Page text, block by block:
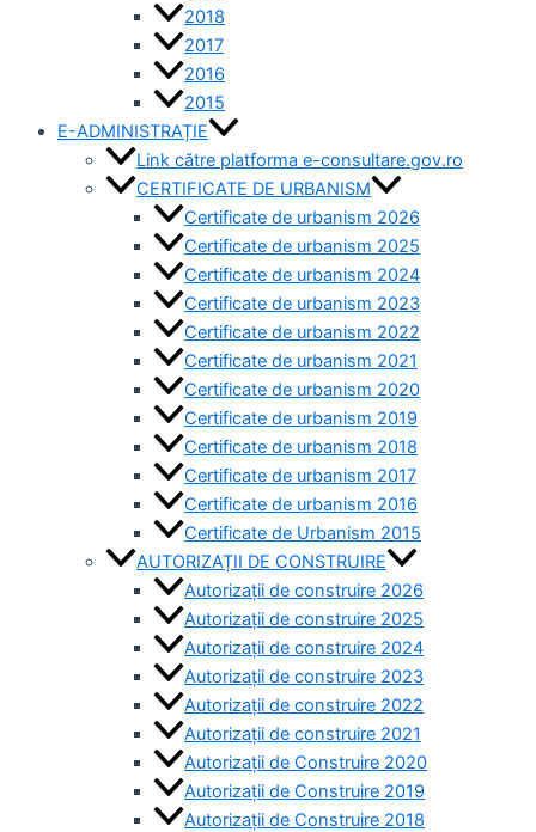
2018
2017
2016
2015
E-ADMINISTRAȚIE
Link către platforma e-consultare.gov.ro
CERTIFICATE DE URBANISM
Certificate de urbanism 2026
Certificate de urbanism 2025
Certificate de urbanism 2024
Certificate de urbanism 2023
Certificate de urbanism 2022
Certificate de urbanism 2021
Certificate de urbanism 2020
Certificate de urbanism 2019
Certificate de urbanism 2018
Certificate de urbanism 2017
Certificate de urbanism 2016
Certificate de Urbanism 2015
AUTORIZAȚII DE CONSTRUIRE
Autorizații de construire 2026
Autorizații de construire 2025
Autorizații de construire 2024
Autorizații de construire 2023
Autorizații de construire 2022
Autorizații de construire 2021
Autorizații de Construire 2020
Autorizații de Construire 2019
Autorizaţii de Construire 2018